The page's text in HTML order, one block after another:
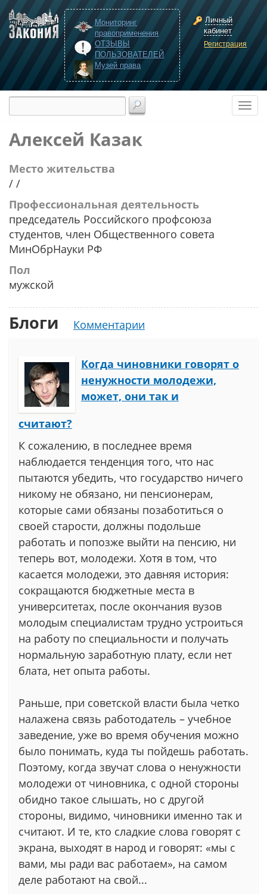
Мониторинг
правоприменения
ОТЗЫВЫ
ПОЛЬЗОВАТЕЛЕЙ
Музей права
Личный
кабинет
Регистрация
Алексей Казак
Место жительства
/ /
Профессиональная деятельность
председатель Российского профсоюза
студентов, член Общественного совета
МинОбрНауки РФ
Пол
мужской
Блоги Комментарии
Когда чиновники говорят о
ненужности молодежи,
может, они так и
считают?
К сожалению, в последнее время
наблюдается тенденция того, что нас
пытаются убедить, что государство ничего
никому не обязано, ни пенсионерам,
которые сами обязаны позаботиться о
своей старости, должны подольше
работать и попозже выйти на пенсию, ни
теперь вот, молодежи. Хотя в том, что
касается молодежи, это давняя история:
сокращаются бюджетные места в
университетах, после окончания вузов
молодым специалистам трудно устроиться
на работу по специальности и получать
нормальную заработную плату, если нет
блата, нет опыта работы.
Раньше, при советской власти была четко
налажена связь работодатель – учебное
заведение, уже во время обучения можно
было понимать, куда ты пойдешь работать.
Поэтому, когда звучат слова о ненужности
молодежи от чиновника, с одной стороны
обидно такое слышать, но с другой
стороны, видимо, чиновники именно так и
считают. И те, кто сладкие слова говорят с
экрана, выходят в народ и говорят: «мы с
вами, мы ради вас работаем», на самом
деле работают на свой...